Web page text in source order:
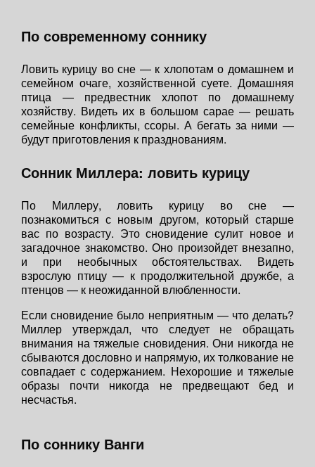
По современному соннику
Ловить курицу во сне — к хлопотам о домашнем и
семейном очаге, хозяйственной суете. Домашняя
птица — предвестник хлопот по домашнему
хозяйству. Видеть их в большом сарае — решать
семейные конфликты, ссоры. А бегать за ними —
будут приготовления к празднованиям.
Сонник Миллера: ловить курицу
По Миллеру, ловить курицу во сне —
познакомиться с новым другом, который старше
вас по возрасту. Это сновидение сулит новое и
загадочное знакомство. Оно произойдет внезапно,
и при необычных обстоятельствах. Видеть
взрослую птицу — к продолжительной дружбе, а
птенцов — к неожиданной влюбленности.
Если сновидение было неприятным — что делать?
Миллер утверждал, что следует не обращать
внимания на тяжелые сновидения. Они никогда не
сбываются дословно и напрямую, их толкование не
совпадает с содержанием. Нехорошие и тяжелые
образы почти никогда не предвещают бед и
несчастья.
По соннику Ванги